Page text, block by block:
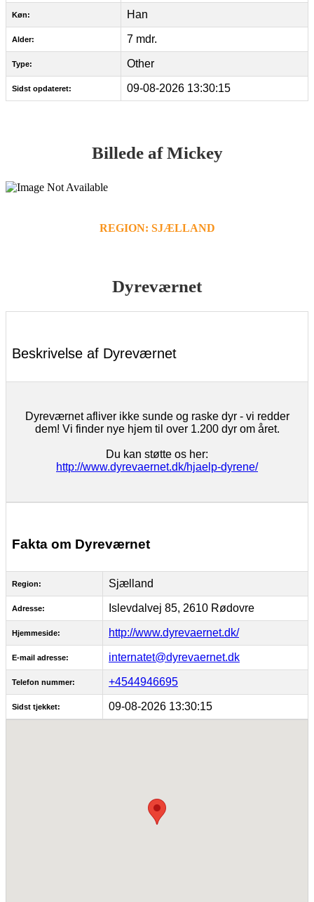
Køn: Han
Alder: 7 mdr.
Type: Other
Sidst opdateret: 09-08-2026 13:30:15
Billede af Mickey
REGION: SJÆLLAND
Dyreværnet
Beskrivelse af Dyreværnet
Dyreværnet afliver ikke sunde og raske dyr - vi redder
dem! Vi finder nye hjem til over 1.200 dyr om året.
Du kan støtte os her:
http://www.dyrevaernet.dk/hjaelp-dyrene/
Fakta om Dyreværnet
Region: Sjælland
Adresse: Islevdalvej 85, 2610 Rødovre
Hjemmeside: http://www.dyrevaernet.dk/
E-mail adresse: internatet@dyrevaernet.dk
Telefon nummer: +4544946695
Sidst tjekket: 09-08-2026 13:30:15